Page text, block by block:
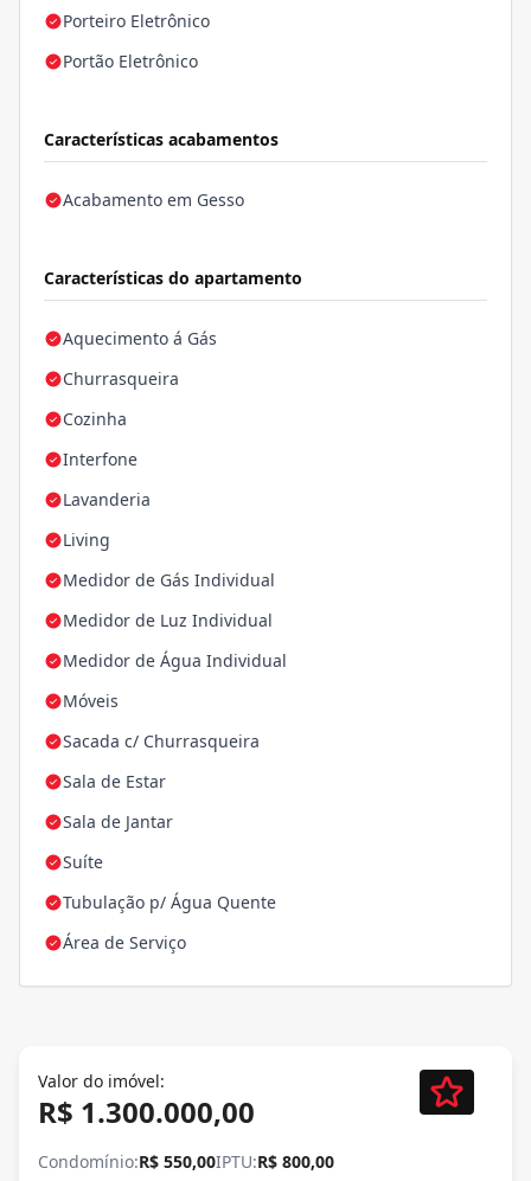
Porteiro Eletrônico
Portão Eletrônico
Características acabamentos
Acabamento em Gesso
Características do apartamento
Aquecimento á Gás
Churrasqueira
Cozinha
Interfone
Lavanderia
Living
Medidor de Gás Individual
Medidor de Luz Individual
Medidor de Água Individual
Móveis
Sacada c/ Churrasqueira
Sala de Estar
Sala de Jantar
Suíte
Tubulação p/ Água Quente
Área de Serviço
Valor do imóvel:
R$ 1.300.000,00
Condomínio:R$ 550,00IPTU:R$ 800,00